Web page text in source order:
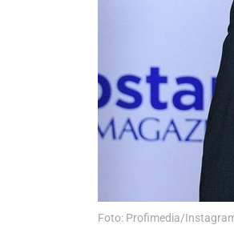
Foto: Profimedia/